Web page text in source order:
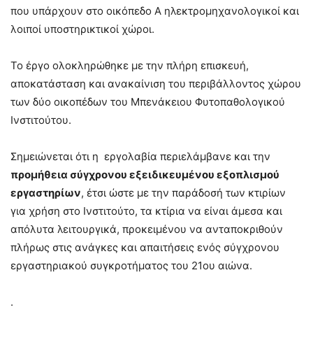
που υπάρχουν στο οικόπεδο Α ηλεκτρομηχανολογικοί και
λοιποί υποστηρικτικοί χώροι.
Το έργο ολοκληρώθηκε με την πλήρη επισκευή,
αποκατάσταση και ανακαίνιση του περιβάλλοντος χώρου
των δύο οικοπέδων του Μπενάκειου Φυτοπαθολογικού
Ινστιτούτου.
Σημειώνεται ότι η εργολαβία περιελάμβανε και την
προμήθεια σύγχρονου εξειδικευμένου εξοπλισμού
εργαστηρίων, έτσι ώστε με την παράδοσή των κτιρίων
για χρήση στο Ινστιτούτο, τα κτίρια να είναι άμεσα και
απόλυτα λειτουργικά, προκειμένου να ανταποκριθούν
πλήρως στις ανάγκες και απαιτήσεις ενός σύγχρονου
εργαστηριακού συγκροτήματος του 21ου αιώνα.
.